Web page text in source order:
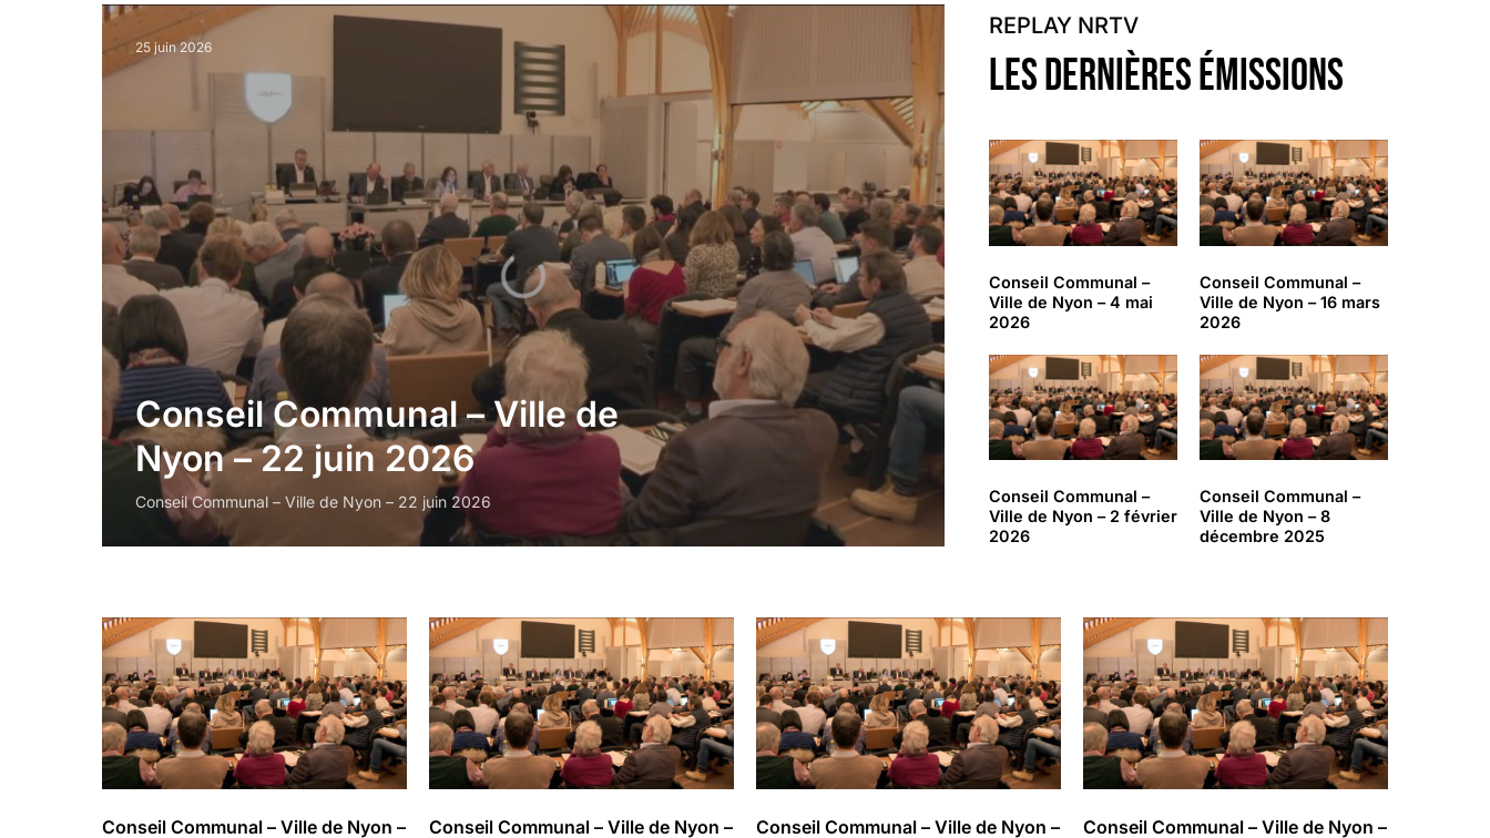
25 juin 2026
Conseil Communal – Ville de
Nyon – 22 juin 2026
Conseil Communal – Ville de Nyon – 22 juin 2026
REPLAY NRTV
LES DERNIÈRES émissions
Conseil Communal –
Ville de Nyon – 4 mai
2026
Conseil Communal –
Ville de Nyon – 16 mars
2026
Conseil Communal –
Ville de Nyon – 2 février
2026
Conseil Communal –
Ville de Nyon – 8
décembre 2025
Conseil Communal – Ville de Nyon –
Conseil Communal – Ville de Nyon –
Conseil Communal – Ville de Nyon –
Conseil Communal – Ville de Nyon –